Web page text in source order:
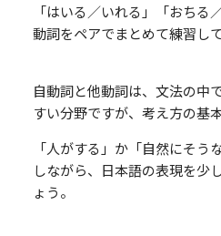
「はいる／いれる」「おちる
動詞をペアでまとめて練習し
自動詞と他動詞は、文法の中
すい分野ですが、考え方の基
「人がする」か「自然にそう
しながら、日本語の表現を少
ょう。